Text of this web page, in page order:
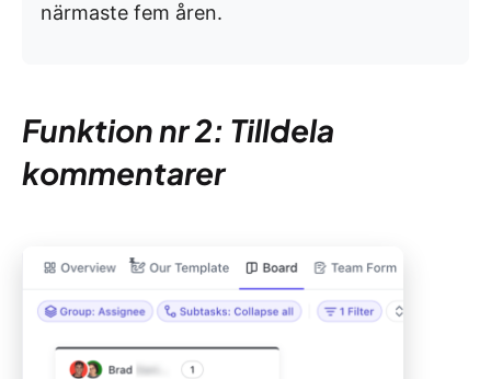
närmaste fem åren.
Funktion nr 2: Tilldela
kommentarer